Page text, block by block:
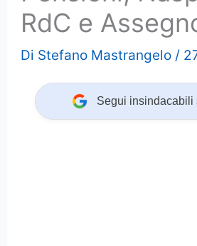
RdC e
Di Stefano Mastrangelo /
Segui insindacabili